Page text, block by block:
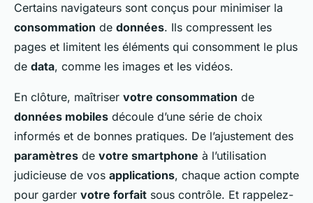
Certains navigateurs sont conçus pour minimiser la
consommation de données. Ils compressent les
pages et limitent les éléments qui consomment le plus
de data, comme les images et les vidéos.
En clôture, maîtriser votre consommation de
données mobiles découle d’une série de choix
informés et de bonnes pratiques. De l’ajustement des
paramètres de votre smartphone à l’utilisation
judicieuse de vos applications, chaque action compte
pour garder votre forfait sous contrôle. Et rappelez-